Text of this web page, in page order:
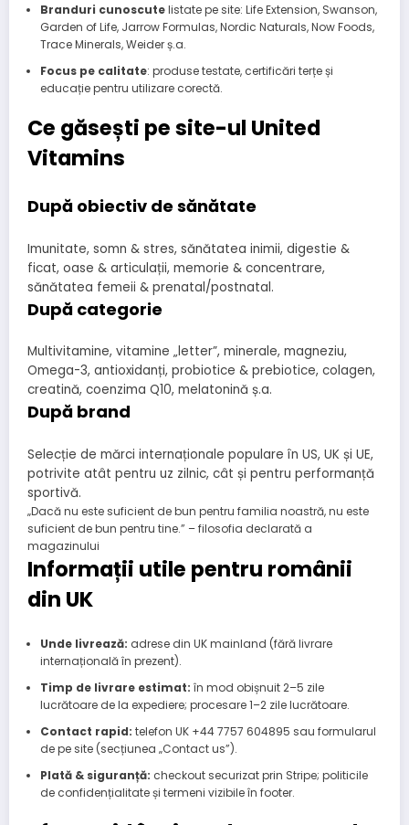
Branduri cunoscutelistate pe site: Life Extension, Swanson,
Garden of Life, Jarrow Formulas, Nordic Naturals, Now Foods,
Trace Minerals, Weider ș.a.
Focus pe calitate: produse testate, certificări terțe și
educație pentru utilizare corectă.
Ce găsești pe site-ul United
Vitamins
După obiectiv de sănătate
Imunitate, somn & stres, sănătatea inimii, digestie &
ficat, oase & articulații, memorie & concentrare,
sănătatea femeii & prenatal/postnatal.
După categorie
Multivitamine, vitamine „letter”, minerale, magneziu,
Omega-3, antioxidanți, probiotice & prebiotice, colagen,
creatină, coenzima Q10, melatonină ș.a.
După brand
Selecție de mărci internaționale populare în US, UK și UE,
potrivite atât pentru uz zilnic, cât și pentru performanță
sportivă.
„Dacă nu este suficient de bun pentru familia noastră, nu este
suficient de bun pentru tine.” – filosofia declarată a
magazinului
Informații utile pentru românii
din UK
Unde livrează: adrese din UK mainland (fără livrare
internațională în prezent).
Timp de livrare estimat: în mod obișnuit 2–5 zile
lucrătoare de la expediere; procesare 1–2 zile lucrătoare.
Contact rapid: telefon UK +44 7757 604895 sau formularul
de pe site (secțiunea „Contact us”).
Plată & siguranță: checkout securizat prin Stripe; politicile
de confidențialitate și termeni vizibile în footer.